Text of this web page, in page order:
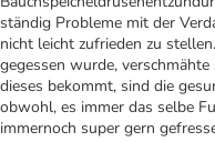
ständig Probleme mit der
nicht leicht zufrieden zu
gegessen wurde,
dieses bekommt, sind die
obwohl, es immer das selbe
immernoch super gern